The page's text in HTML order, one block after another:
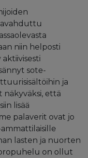
niin helposti
sote-
ja
näkyväksi, että
lisää
palaverit ovat jo
lasten ja nuorten
on ollut